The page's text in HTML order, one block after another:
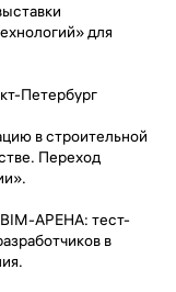
для
Петербург
в строительной
Переход
BIM-АРЕНА: тест-
в